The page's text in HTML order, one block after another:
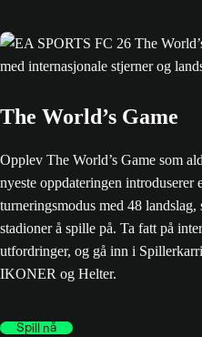
The World’s Game
Opplev The World’s Game som
nyeste oppdateringen introduserer
turneringsmodus med 48 landslag,
stadioner å spille på. Ta fatt på
utfordringer, og gå inn i
IKONER og Helter.
Spill nå